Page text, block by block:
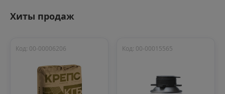
Хиты продаж
Код: 00-00006206 Код: 00-00015565